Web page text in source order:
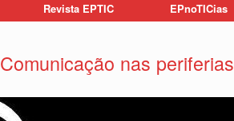
Revista EPTIC EPnoTICias
Comunicação nas periferias